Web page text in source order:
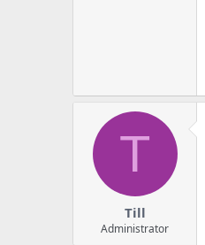
T
Till
Administrator